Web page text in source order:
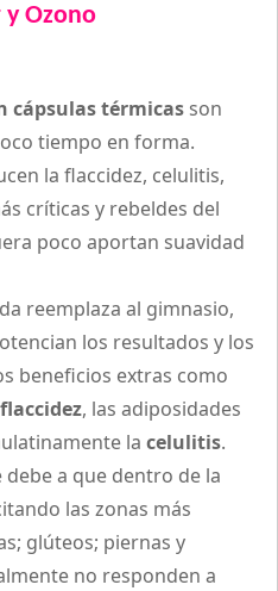
Ozono
cápsulas térmicasson
tiempo en forma.
la flaccidez, celulitis,
críticas y rebeldes del
poco aportan suavidad
reemplaza al gimnasio,
los resultados y los
beneficios extras como
, las adiposidades
la celulitis.
a que dentro de la
las zonas más
glúteos; piernas y
no responden a